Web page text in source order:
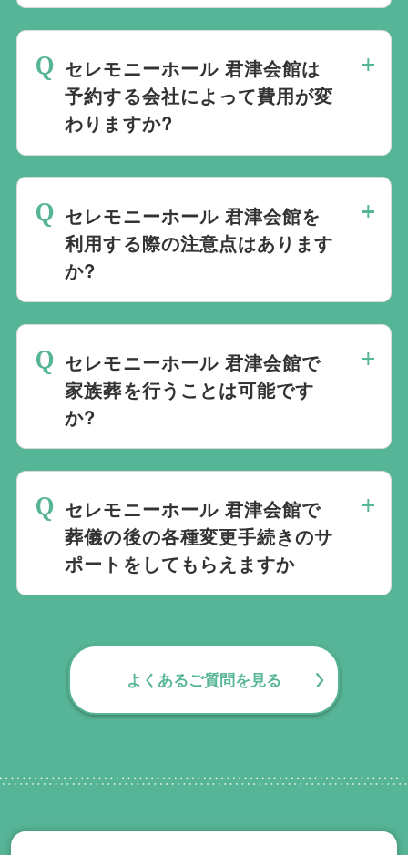
です。自社会館を持たないことで無理に自
社会館を勧めることなく柔軟にご提案がで
きます。
すすめの式場をご紹介させていただきま
す。また、式場でご葬儀気を行うのが一般
的ですが、どこで葬儀を行うかは多様化し
ており必ずしも式場を借りて行う必要はな
く、近年では自宅でご葬儀を行う自宅葬を
選ばれる方もいます。私たちは自宅でのご
葬儀を含め多くの実績がございますので、
ご希望がありましたら遠慮なくお申し付け
セレモニーホール 君津会館は
予約する会社によって費用が変
わりますか?
が、どこの葬儀会社から予約をしても式場
利用料は同じです。
セレモニーホール 君津会館を
利用する際の注意点はあります
か?
れる人数によって選んだ式場が適している
か注意しておくと良いです。当社の相談員
は斎場を熟知しておりますので、ご不安な
点がありましたらお気軽にご相談くださ
い。
セレモニーホール 君津会館で
家族葬を行うことは可能です
か?
要望にお応えしております。
セレモニーホール 君津会館で
葬儀の後の各種変更手続きのサ
ポートをしてもらえますか
の手続きとお答えになる方が70パーセント
以上でして、お客様が日常にお戻りいただ
くまでの期間、回数の制限なく、当社の専
よくあるご質問を見る